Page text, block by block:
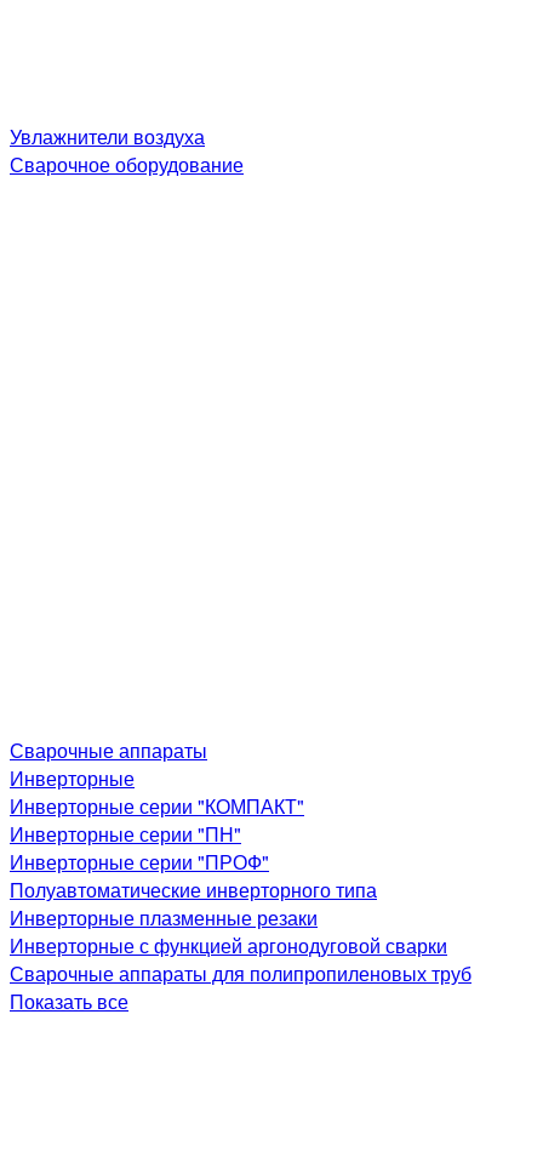
Увлажнители воздуха
Сварочное оборудование
Сварочные аппараты
Инверторные
Инверторные серии "КОМПАКТ"
Инверторные серии "ПН"
Инверторные серии "ПРОФ"
Полуавтоматические инверторного типа
Инверторные плазменные резаки
Инверторные с функцией аргонодуговой сварки
Сварочные аппараты для полипропиленовых труб
Показать все